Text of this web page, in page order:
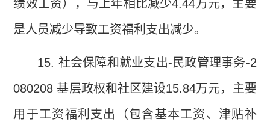
绩效工资），与上年相比减少4.44万元，主要
是人员减少导致工资福利支出减少。
15. 社会保障和就业支出-民政管理事务-2
080208 基层政权和社区建设15.84万元，主要
用于工资福利支出（包含基本工资、津贴补